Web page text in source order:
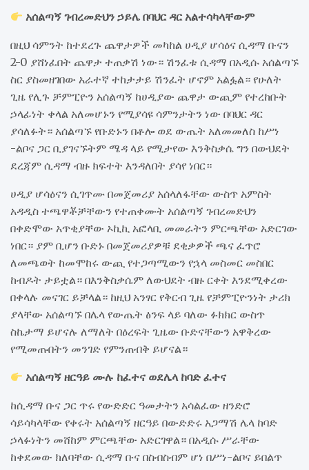
አሰልጣኝ ገብረመድህን ኃይሌ በባህር ዳር አልተሳካላቸውም
በዚህ ሳምንት ከተደረጉ ጨዋታዎች መካከል ሀዲያ ሆሳዕና ሲዳማ ቡናን
2-0 ያሸነፈበት ጨዋታ ተጠቃሽ ነው። ሽንፈቱ ሲዳማ በአዲሱ አሰልጣኙ
ስር ያስመዘገበው አራተኛ ተከታታይ ሽንፈት ሆኖም አልፏል። የሁለት
ጊዜ የሊጉ ቻምፒዮን አሰልጣኝ ከሀዲያው ጨዋታ ውጪም የተረከቡት
ኃላፊነት ቀላል አለመሆኑን የሚያሳዩ ሳምንታትን ነው በባህር ዳር
ያሳለፉት። አሰልጣኙ የቡድኑን በቶሎ ወደ ውጤት አለመመለስ ከሥነ
-ልቦና ጋር ቢያገናኙትም ሜዳ ላይ የሚታየው እንቅስቃሴ ግን በውህደት
ደረጃም ሲዳማ ብዙ ክፍተት እንዳለበት ያሳየ ነበር።
ሀዲያ ሆሳዕናን ሲገጥሙ በመጀመሪያ አሰላለፋቸው ውስጥ አምስት
አዳዲስ ተጫዋቾቻቸውን የተጠቀሙት አሰልጣኝ ገብረመድህን
በቀድሞው አጥቂያቸው ኦኪኪ አፎላቢ መመራትን ምርጫቸው አድርገው
ነበር። ያም ቢሆን ቡድኑ በመጀመሪያዎቹ ደቂቃዎች ጫና ፈጥሮ
ለመጫወት ከመሞከሩ ውጪ የተጋጣሚውን የኋላ መስመር መስበር
ከብዶት ታይቷል። በእንቅስቃሴም ለውህደት ብዙ ርቀት እንደሚቀረው
በቀላሉ መናገር ይቻላል። ከዚህ አንፃር የቅርብ ጊዜ የቻምፒዮንነት ታሪክ
ያላቸው አሰልጣኙ በሌላ የውጤት ፅንፍ ላይ ባለው ፉክክር ውስጥ
ስኬታማ ይሆናሉ ለማለት በዕረፍት ጊዜው ቡድናቸውን አዋቅረው
የሚመጡበትን መንገድ የምንጠብቅ ይሆናል።
አሰልጣኝ ዘርዓይ ሙሉ ከፈተና ወደሌላ ከባድ ፈተና
ከሲዳማ ቡና ጋር ጥሩ የውድድር ዓመታትን አሳልፈው ዘንድሮ
ሳይሳካላቸው የቀሩት አሰልጣኝ ዘርዓይ በውድድሩ አጋማሽ ሌላ ከባድ
ኃላፉነትን መሸከም ምርጫቸው አድርገዋል። በአዲሱ ሥራቸው
ከቀደመው ክለባቸው ሲዳማ ቡና በስብስብም ሆነ በሥነ-ልቦና ይበልጥ